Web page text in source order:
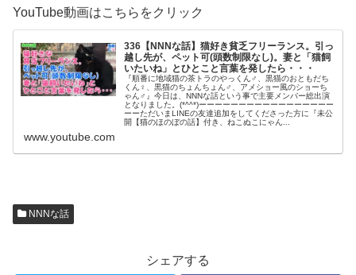
YouTube動画はこちらをクリック
336【NNNな話】猫好き貧乏フリーランス。引っ
越し先が、ペット可(頭数制限なし)。妻と「猫飼
いたいね」とひとこと言葉を発したら・・・
『順番に地域猫の茶トラのやっくん♂、黒猫のおともだち
くん♀、黒猫のちょんちょん♂、アメショー風のショーち
ゃん♂』今日は、NNNな話という事で主要メンバー総出演
となりました。(*^^*)ーーーーーーーーーーーーーーーーー
ーーただいまLINEの友達追加をしてくださった方に『未公
開【猫のほのぼの話】付き、ねこぬこにゃん...
www.youtube.com
NNNな話
シェアする